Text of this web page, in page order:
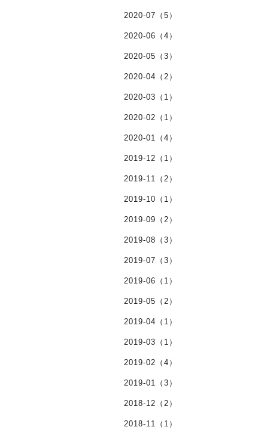
2020-07（5）
2020-06（4）
2020-05（3）
2020-04（2）
2020-03（1）
2020-02（1）
2020-01（4）
2019-12（1）
2019-11（2）
2019-10（1）
2019-09（2）
2019-08（3）
2019-07（3）
2019-06（1）
2019-05（2）
2019-04（1）
2019-03（1）
2019-02（4）
2019-01（3）
2018-12（2）
2018-11（1）